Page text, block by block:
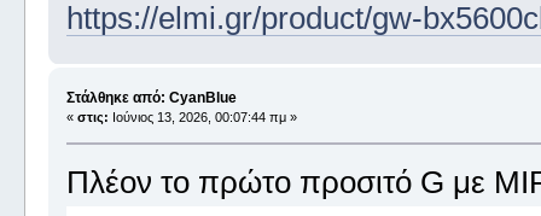
https://elmi.gr/product/gw-
Στάλθηκε από: CyanBlue
« στις: Ιούνιος 13, 2026, 00:07:44 πμ »
Πλέον το πρώτο προσιτό G με